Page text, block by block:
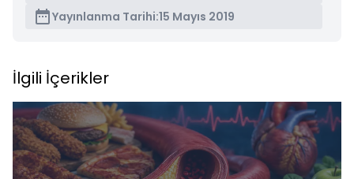
Yayınlanma Tarihi:15 Mayıs 2019
İlgili İçerikler